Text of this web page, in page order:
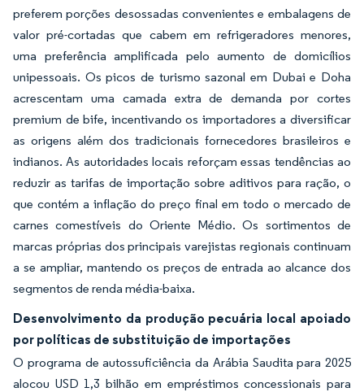
preferem porções desossadas convenientes e embalagens de
valor pré-cortadas que cabem em refrigeradores menores,
uma preferência amplificada pelo aumento de domicílios
unipessoais. Os picos de turismo sazonal em Dubai e Doha
acrescentam uma camada extra de demanda por cortes
premium de bife, incentivando os importadores a diversificar
as origens além dos tradicionais fornecedores brasileiros e
indianos. As autoridades locais reforçam essas tendências ao
reduzir as tarifas de importação sobre aditivos para ração, o
que contém a inflação do preço final em todo o mercado de
carnes comestíveis do Oriente Médio. Os sortimentos de
marcas próprias dos principais varejistas regionais continuam
a se ampliar, mantendo os preços de entrada ao alcance dos
segmentos de renda média-baixa.
Desenvolvimento da produção pecuária local apoiado
por políticas de substituição de importações
O programa de autossuficiência da Arábia Saudita para 2025
alocou USD 1,3 bilhão em empréstimos concessionais para